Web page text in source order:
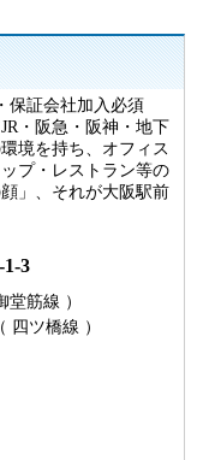
保証会社加入必須
・阪急・阪神・地下
境を持ち、オフィス
プ・レストラン等の
」、それが大阪駅前
3
堂筋線 ）
四ツ橋線 ）